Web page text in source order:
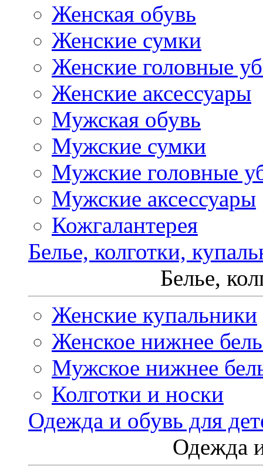
Женская обувь
Женские сумки
Женские головные
Женские аксессуары
Мужская обувь
Мужские сумки
Мужские головные
Мужские аксессуары
Кожгалантерея
Белье, колготки,
Белье,
Женские купальники
Женское нижнее
Мужское нижнее
Колготки и носки
Одежда и обувь для
Одежда